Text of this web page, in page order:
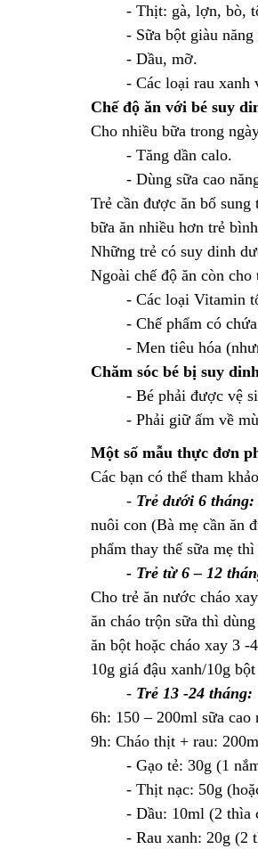
- Thịt: gà, lợn, bò,
- Sữa bột giàu năng
- Dầu, mỡ.
- Các loại rau xanh
Chế độ ăn với bé suy
Cho nhiều bữa trong
- Tăng dần calo.
- Dùng sữa cao năng
Trẻ cần được ăn bổ
bữa ăn nhiều hơn trẻ
Những trẻ có suy dinh
Ngoài chế độ ăn còn
- Các loại Vitamin
- Chế phẩm có chứa
- Men tiêu hóa
Chăm sóc bé bị suy
- Bé phải được vệ
- Phải giữ ấm về mùa
Một số mẫu thực đơn
Các bạn có thể tham
- Trẻ dưới 6 tháng:
nuôi con (Bà mẹ cần ăn
phẩm thay thế sữa mẹ
- Trẻ từ 6 – 12
Cho trẻ ăn nước cháo
ăn cháo trộn sữa thì
ăn bột hoặc cháo xay 3 -
10g giá đậu xanh/10g
- Trẻ 13 -24 tháng:
6h: 150 – 200ml sữa cao
9h: Cháo thịt + rau:
- Gạo tẻ: 30g (1
- Thịt nạc: 50g (hoặc
- Dầu: 10ml (2 thìa
- Rau xanh: 20g (2